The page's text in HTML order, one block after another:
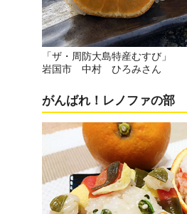
「ザ・周防大島特産むすび」
岩国市 中村 ひろみさん
がんばれ！レノファの部